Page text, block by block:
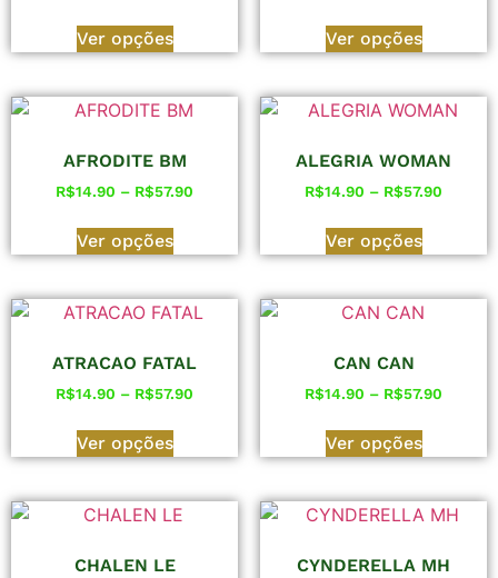
Ver opções Ver opções
AFRODITE BM
R$14.90 – R$57.90
Ver opções
ALEGRIA WOMAN
R$14.90 – R$57.90
Ver opções
ATRACAO FATAL
R$14.90 – R$57.90
Ver opções
CAN CAN
R$14.90 – R$57.90
Ver opções
CHALEN LE CYNDERELLA MH